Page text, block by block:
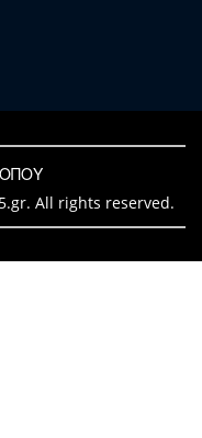
All rights reserved.